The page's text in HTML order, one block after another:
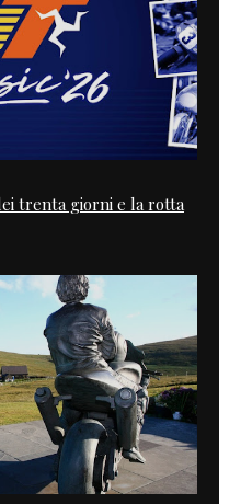
trenta giorni e la rotta